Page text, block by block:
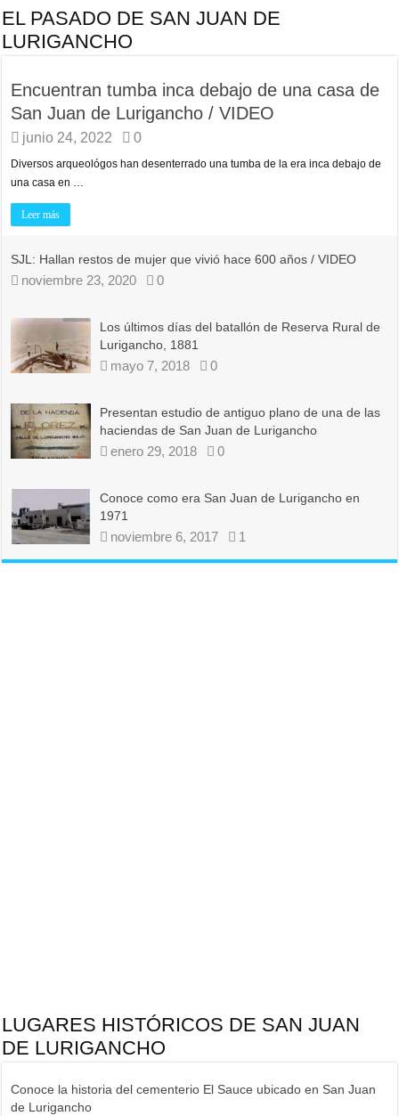
EL PASADO DE SAN JUAN DE
LURIGANCHO
Encuentran tumba inca debajo de una casa de
San Juan de Lurigancho / VIDEO
junio 24, 2022 0
Diversos arqueológos han desenterrado una tumba de la era inca debajo de
una casa en …
Leer más
SJL: Hallan restos de mujer que vivió hace 600 años / VIDEO
noviembre 23, 2020 0
Los últimos días del batallón de Reserva Rural de
Lurigancho, 1881
mayo 7, 2018 0
Presentan estudio de antiguo plano de una de las
haciendas de San Juan de Lurigancho
enero 29, 2018 0
Conoce como era San Juan de Lurigancho en
1971
noviembre 6, 2017 1
LUGARES HISTÓRICOS DE SAN JUAN
DE LURIGANCHO
Conoce El Pueblito, plaza de Armas y capital histórica de San
de Lurigancho (VIDEO)